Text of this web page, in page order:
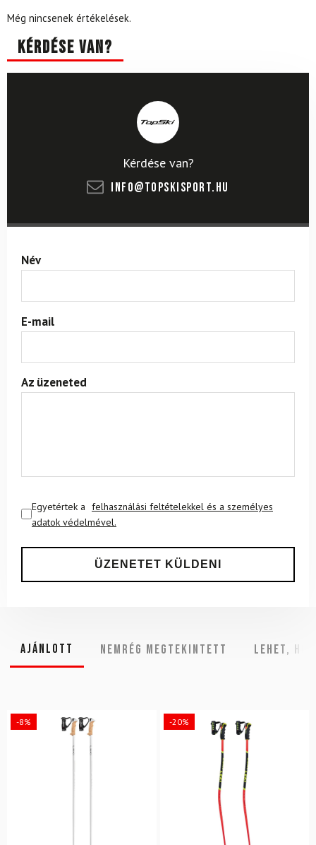
Még nincsenek értékelések.
Kérdése van?
Kérdése van?
info@topskisport.hu
Név
E-mail
Az üzeneted
Egyetértek a felhasználási feltételekkel és a személyes
adatok védelmével.
Ajánlott NEMRÉG MEGTEKINTETT Lehet,
-8% -20%